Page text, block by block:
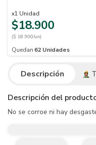
x1 Unidad
$18.900
($ 18.900/un)
Quedan 62 Unidades
Descripción
Descripción del
No se corroe ni hay